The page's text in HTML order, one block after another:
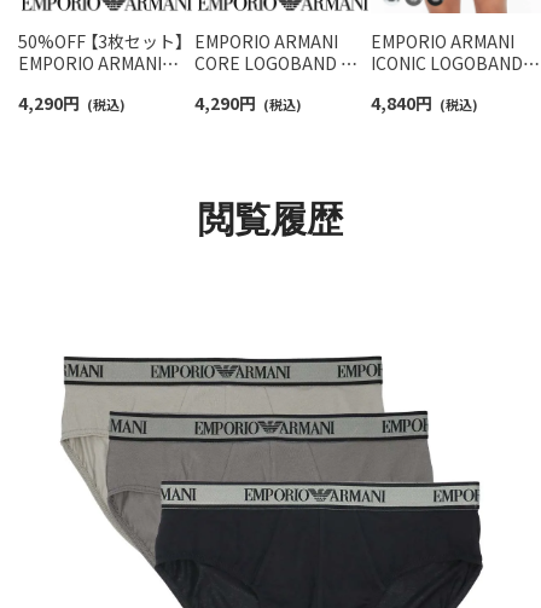
50%OFF 【3枚セット】
EMPORIO ARMANI
BRIEF 3Pパック コッ
4,290円 (税込)
EMPORIO ARMANI
CORE LOGOBAND コ
パンツ 【S/M/L/XL】 前
4,290円 (税込)
EMPORIO ARMANI
ICONIC LOGOBAND
BRIEF アイコニック
4,840円 (税込)
閲覧履歴